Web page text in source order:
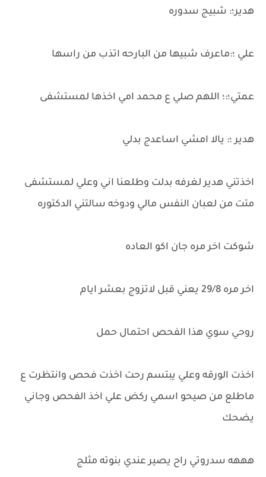
هدير؛: شبيج سدوره
علي ؛:ماعرف شبيها من البارحه اتذب من راسها
عمتي؛:؛ اللهم صلي ع محمد امي اخذها لمستشفى
هدير ؛: يالا امشي اساعدج بدلي
اخذتني هدير لغرفه بدلت وطلعنا اني وعلي لمستشفى
متت من لعبان النفس مالي ودوخه سالتني الدكتوره
شوكت اخر مره جان اكو العاده
اخر مره 29/8 يعني قبل لاتزوج بعشر ايام
روحي سوي هذا الفحص احتمال حمل
اخذت الورقه وعلي يبتسم رحت اخذت فحص وانتظرت ع
ماطلع من صيحو اسمي ركض علي اخذ الفحص وجاني
يضحك
هههه سدروتي راح يصير عندي بنوته مثلج